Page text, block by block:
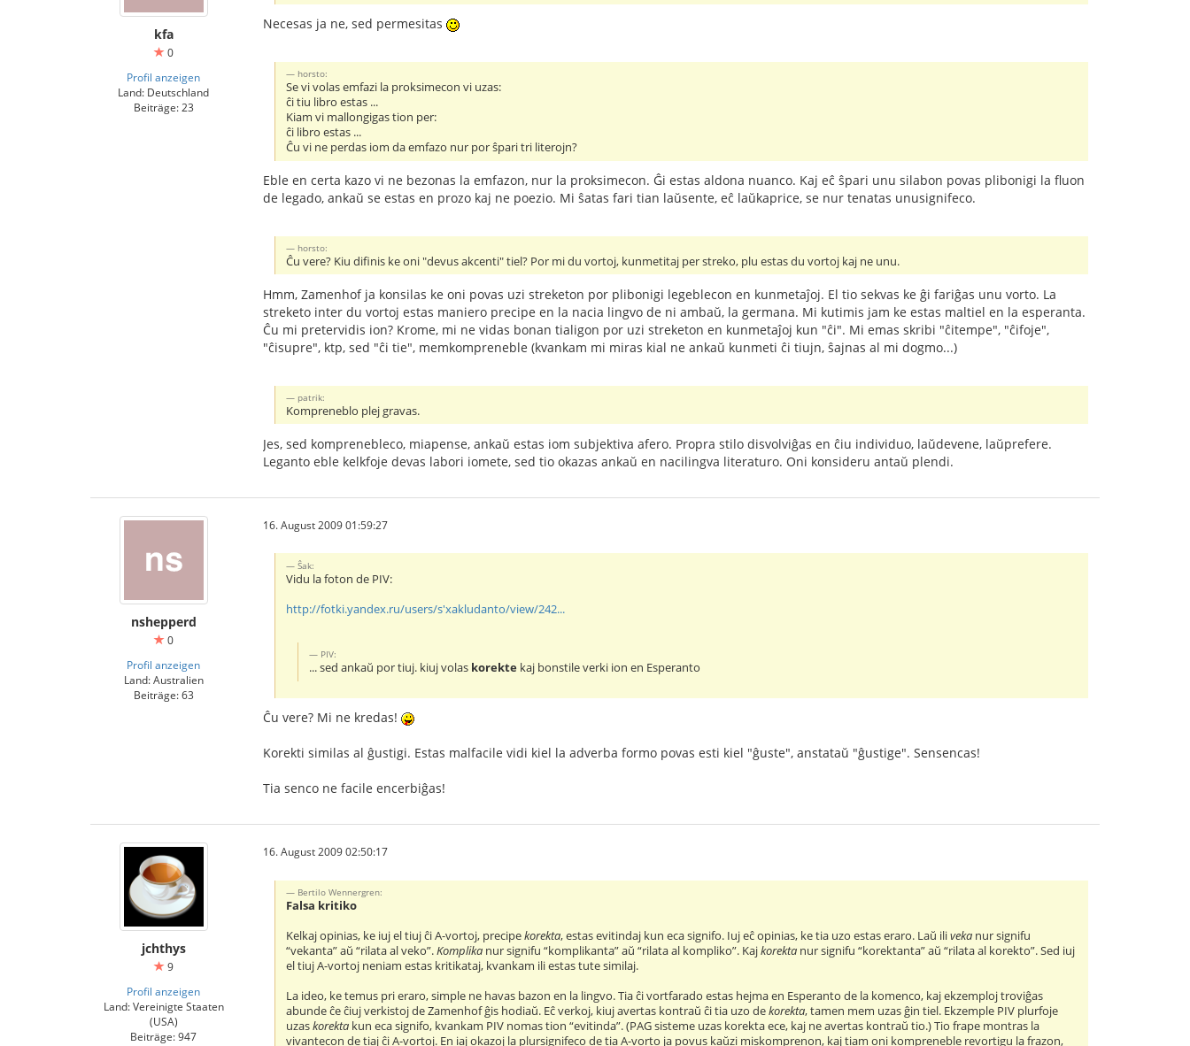
kfa
0
Profil anzeigen
Land: Deutschland
Beiträge: 23
Necesas ja ne, sed permesitas
horsto:
Se vi volas emfazi la proksimecon vi uzas:
ĉi tiu libro estas ...
Kiam vi mallongigas tion per:
ĉi libro estas ...
Ĉu vi ne perdas iom da emfazo nur por ŝpari tri literojn?
Eble en certa kazo vi ne bezonas la emfazon, nur la proksimecon. Ĝi estas aldona nuanco. Kaj eĉ ŝpari unu silabon povas plibonigi la fluon
de legado, ankaŭ se estas en prozo kaj ne poezio. Mi ŝatas fari tian laŭsente, eĉ laŭkaprice, se nur tenatas unusignifeco.
horsto:
Ĉu vere? Kiu difinis ke oni "devus akcenti" tiel? Por mi du vortoj, kunmetitaj per streko, plu estas du vortoj kaj ne unu.
Hmm, Zamenhof ja konsilas ke oni povas uzi streketon por plibonigi legeblecon en kunmetaĵoj. El tio sekvas ke ĝi fariĝas unu vorto. La
streketo inter du vortoj estas maniero precipe en la nacia lingvo de ni ambaŭ, la germana. Mi kutimis jam ke estas maltiel en la esperanta.
Ĉu mi pretervidis ion? Krome, mi ne vidas bonan tialigon por uzi streketon en kunmetaĵoj kun "ĉi". Mi emas skribi "ĉitempe", "ĉifoje",
"ĉisupre", ktp, sed "ĉi tie", memkompreneble (kvankam mi miras kial ne ankaŭ kunmeti ĉi tiujn, ŝajnas al mi dogmo...)
patrik:
Kompreneblo plej gravas.
Jes, sed komprenebleco, miapense, ankaŭ estas iom subjektiva afero. Propra stilo disvolviĝas en ĉiu individuo, laŭdevene, laŭprefere.
Leganto eble kelkfoje devas labori iomete, sed tio okazas ankaŭ en nacilingva literaturo. Oni konsideru antaŭ plendi.
nshepperd
0
Profil anzeigen
Land: Australien
Beiträge: 63
16. August 2009 01:59:27
Ŝak:
Vidu la foton de PIV:
http://fotki.yandex.ru/users/s'xakludanto/view/242...
PIV:
... sed ankaŭ por tiuj. kiuj volas korekte kaj bonstile verki ion en Esperanto
Ĉu vere? Mi ne kredas!
Korekti similas al ĝustigi. Estas malfacile vidi kiel la adverba formo povas esti kiel "ĝuste", anstataŭ "ĝustige". Sensencas!
Tia senco ne facile encerbiĝas!
jchthys
9
Profil anzeigen
Land: Vereinigte Staaten
(USA)
Beiträge: 947
16. August 2009 02:50:17
Bertilo Wennergren:
Falsa kritiko
Kelkaj opinias, ke iuj el tiuj ĉi A-vortoj, precipekorekta, estas evitindaj kun eca signifo. Iuj eĉ opinias, ke tia uzo estas eraro. Laŭ iliveka nur signifu
“vekanta” aŭ “rilata al veko”.Komplika nur signifu “komplikanta” aŭ “rilata al kompliko”. Kajkorekta nur signifu “korektanta” aŭ “rilata al korekto”. Sed iuj
el tiuj A-vortoj neniam estas kritikataj, kvankam ili estas tute similaj.
La ideo, ke temus pri eraro, simple ne havas bazon en la lingvo. Tia ĉi vortfarado estas hejma en Esperanto de la komenco, kaj ekzemploj troviĝas
abunde ĉe ĉiuj verkistoj de Zamenhof ĝis hodiaŭ. Eĉ verkoj, kiuj avertas kontraŭ ĉi tia uzo dekorekta, tamen mem uzas ĝin tiel. Ekzemple PIV plurfoje
uzaskorekta kun eca signifo, kvankam PIV nomas tion “evitinda”. (PAG sisteme uzas korekta ece, kaj ne avertas kontraŭ tio.) Tio frape montras la
vivantecon de tiaj ĉi A-vortoj. En iaj okazoj la plursignifeco de tia A-vorto ja povus kaŭzi miskomprenon, kaj tiam oni kompreneble revortigu la frazon,